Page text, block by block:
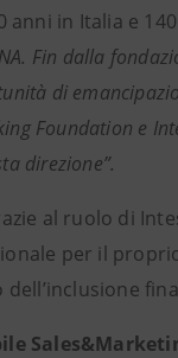
anni in Italia e
Fin dalla
di
Foundation e
direzione”.
al ruolo di
per il